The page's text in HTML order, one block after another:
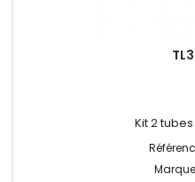
Kit 2 tubes